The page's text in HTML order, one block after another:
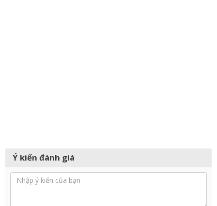
Ý kiến đánh giá